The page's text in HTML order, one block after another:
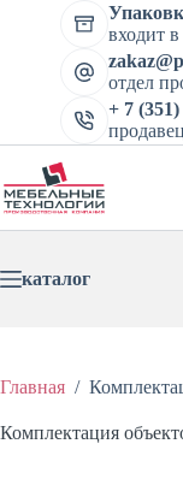
входит
отдел
+ 7
каталог
Главная /
Комплектация